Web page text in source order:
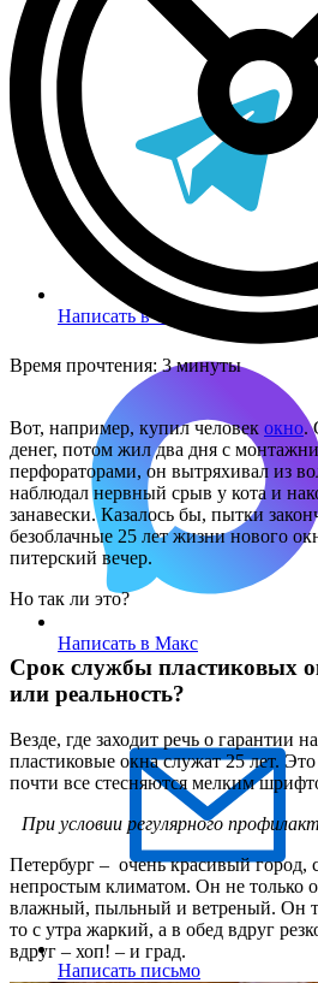
Написать в Телеграм
Написать в Макс
Написать письмо
Время прочтения: 3 минуты
Вот, например, купил человек окно.
денег, потом жил два дня с
перфораторами, он вытряхивал из
наблюдал нервный срыв у кота и
занавески. Казалось бы, пытки
безоблачные 25 лет жизни нового
питерский вечер.
Но так ли это?
Срок службы пластиковых
или реальность?
Везде, где заходит речь о гарантии
пластиковые окна служат 25 лет.
почти все стесняются мелким
При условии регулярного
Петербург – очень красивый город,
непростым климатом. Он не только
влажный, пыльный и ветреный. Он
то с утра жаркий, а в обед вдруг
вдруг – хоп! – и град.